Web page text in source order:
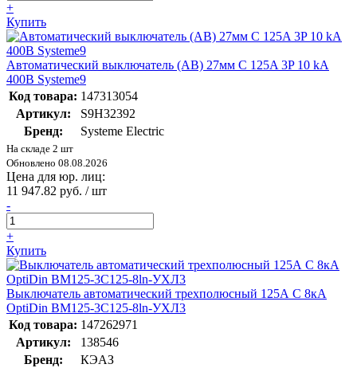
+
Купить
Автоматический выключатель (АВ) 27мм C 125A 3P 10 kA
400В Systeme9
Код товара: 147313054
Артикул:
S9H32392
Бренд:
Systeme Electric
На складе 2 шт
Обновлено 08.08.2026
Цена для юр. лиц:
11 947.82 руб. / шт
-
+
Купить
Выключатель автоматический трехполюсный 125А C 8кА
OptiDin BM125-3C125-8ln-УХЛ3
Код товара: 147262971
Артикул:
138546
Бренд:
КЭАЗ